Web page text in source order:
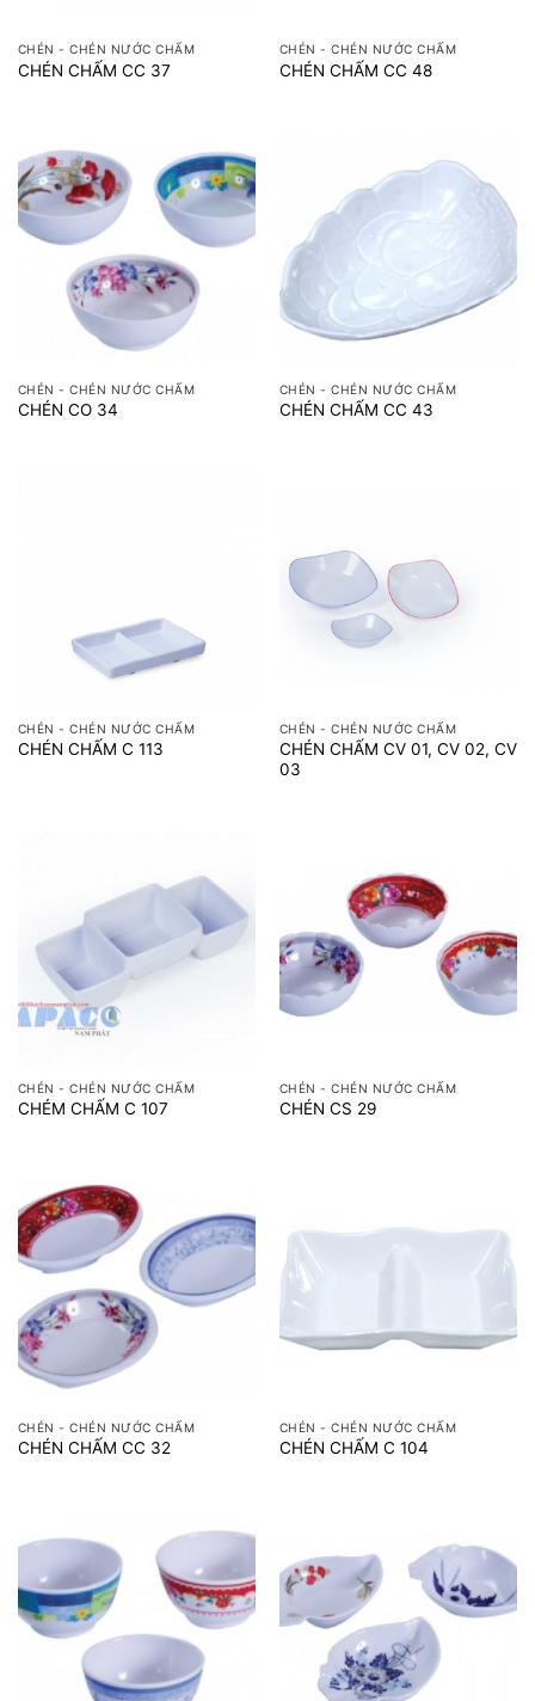
CHÉN - CHÉN NƯỚC CHẤM
CHÉN CHẤM CC 37
CHÉN - CHÉN NƯỚC CHẤM
CHÉN CHẤM CC 48
CHÉN - CHÉN NƯỚC CHẤM
CHÉN CO 34
CHÉN - CHÉN NƯỚC CHẤM
CHÉN CHẤM CC 43
CHÉN - CHÉN NƯỚC CHẤM
CHÉN CHẤM C 113
CHÉN - CHÉN NƯỚC CHẤM
CHÉN CHẤM CV 01, CV 02, CV
03
CHÉN - CHÉN NƯỚC CHẤM
CHÉM CHẤM C 107
CHÉN - CHÉN NƯỚC CHẤM
CHÉN CS 29
CHÉN - CHÉN NƯỚC CHẤM
CHÉN CHẤM CC 32
CHÉN - CHÉN NƯỚC CHẤM
CHÉN CHẤM C 104